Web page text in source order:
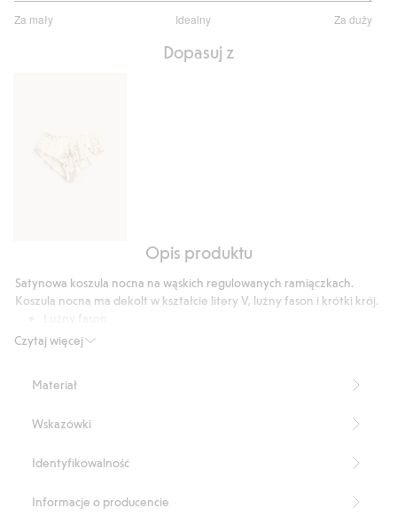
Za mały Idealny Za duży
na
Dopasuj z
z
Opis produktu
Czytaj więcej
Satynowa koszula nocna na wąskich regulowanych ramiączkach.
Koszula nocna ma dekolt w kształcie litery V, luźny fason i krótki krój.
Krótki krój
Część kompletu
Ten produkt zawiera 55% włókien LENZING™ ECOVERO™
Materiał
Wskazówki
Identyfikowalność
Informacje o producencie